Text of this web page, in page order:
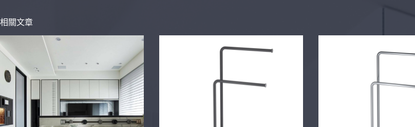
相關文章